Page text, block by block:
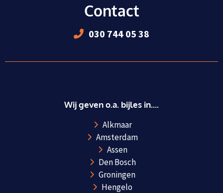
Contact
030 744 05 38
Wij geven o.a. bijles in....
Alkmaar
Amsterdam
Assen
Den Bosch
Groningen
Hengelo